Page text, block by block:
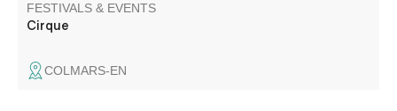
FESTIVALS & EVENTS
Cirque
COLMARS-EN